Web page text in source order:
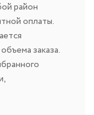
район
оплаты.
заказа.